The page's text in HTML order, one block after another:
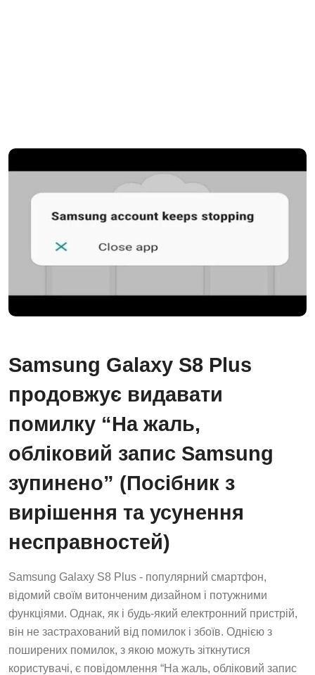
Samsung Galaxy S8 Plus
продовжує видавати
помилку “На жаль,
обліковий запис Samsung
зупинено” (Посібник з
вирішення та усунення
несправностей)
Samsung Galaxy S8 Plus - популярний смартфон,
відомий своїм витонченим дизайном і потужними
функціями. Однак, як і будь-який електронний пристрій,
він не застрахований від помилок і збоїв. Однією з
поширених помилок, з якою можуть зіткнутися
користувачі, є повідомлення “На жаль, обліковий запис